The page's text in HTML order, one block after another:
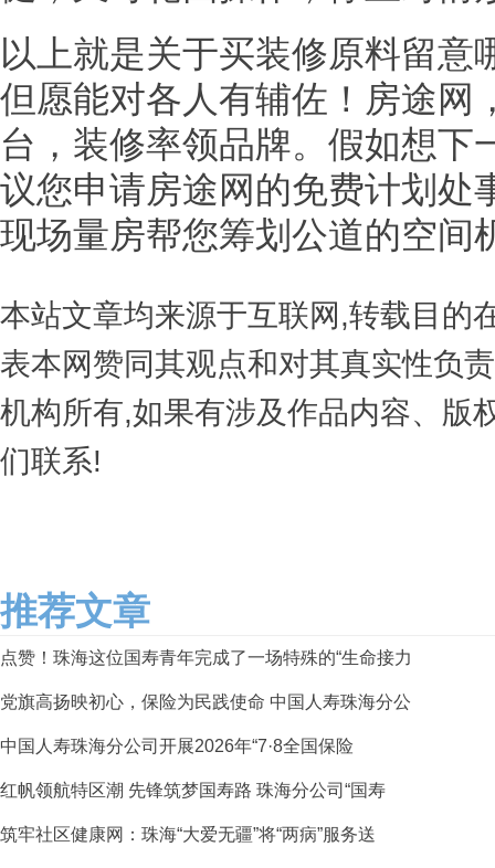
以上就是关于买装修原料留意
但愿能对各人有辅佐！房途网
台，装修率领品牌。假如想下
议您申请房途网的免费计划处
现场量房帮您筹划公道的空间
本站文章均来源于互联网,转载目的
表本网赞同其观点和对其真实性负
机构所有,如果有涉及作品内容、版
们联系!
推荐文章
点赞！珠海这位国寿青年完成了一场特殊的“生命接力
党旗高扬映初心，保险为民践使命 中国人寿珠海分公
中国人寿珠海分公司开展2026年“7·8全国保险
红帆领航特区潮 先锋筑梦国寿路 珠海分公司“国寿
筑牢社区健康网：珠海“大爱无疆”将“两病”服务送